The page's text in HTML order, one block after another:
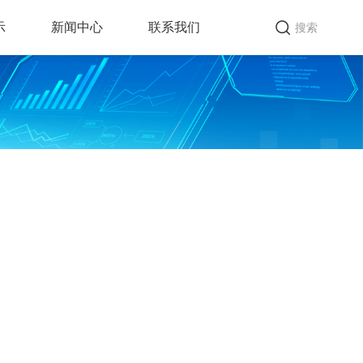
新闻中心 联系我们 搜索